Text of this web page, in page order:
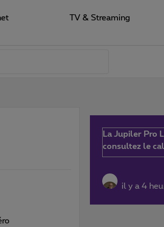
TV & Streaming
La Jupiler Pro
consultez le
il y a 4